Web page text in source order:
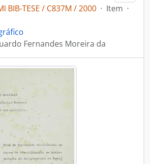
BIB-TESE / C837M / 2000 · Item ·
Fernandes Moreira da